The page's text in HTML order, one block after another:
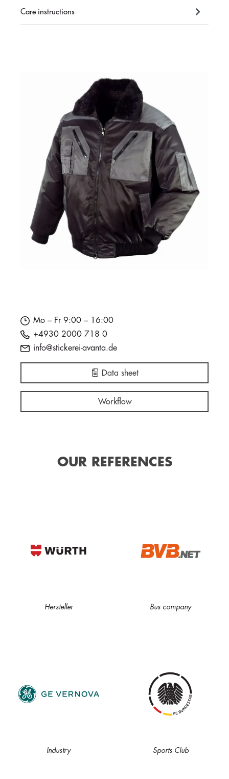
Care instructions
Mo – Fr 9:00 – 16:00
+4930 2000 718 0
info@stickerei-avanta.de
Data sheet
Workflow
OUR REFERENCES
Hersteller Bus company
Industry Sports Club